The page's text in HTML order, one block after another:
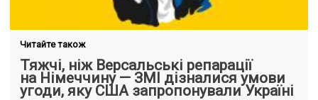
Читайте також
Тяжчі, ніж Версальські репарації
на Німеччину — ЗМІ дізналися умови
угоди, яку США запропонували Україні